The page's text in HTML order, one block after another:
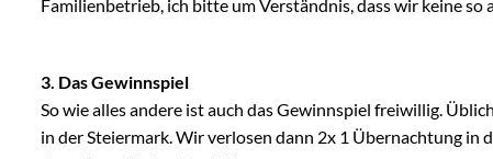
Familienbetrieb, ich bitte um Verständnis, dass wir keine
3. Das Gewinnspiel
So wie alles andere ist auch das Gewinnspiel freiwillig.
in der Steiermark. Wir verlosen dann 2x 1 Übernachtung